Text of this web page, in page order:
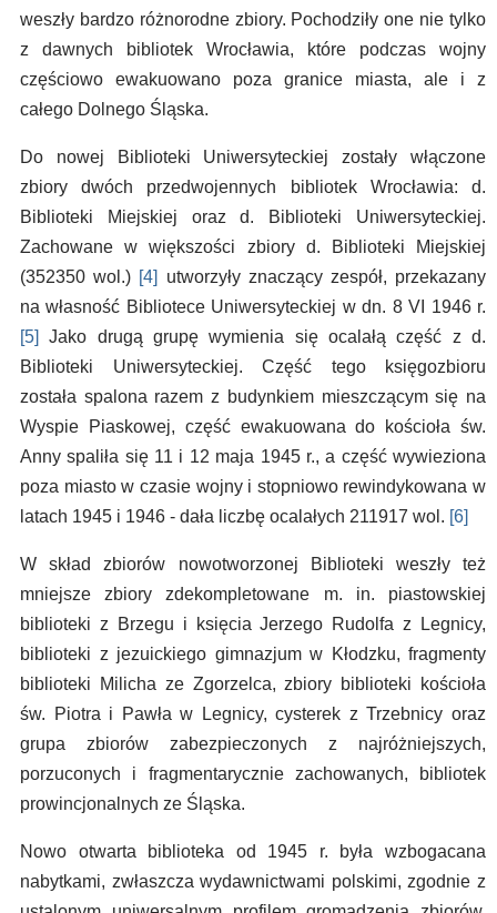
weszły bardzo różnorodne zbiory. Pochodziły one nie tylko
z dawnych bibliotek Wrocławia, które podczas wojny
częściowo ewakuowano poza granice miasta, ale i z
całego Dolnego Śląska.
Do nowej Biblioteki Uniwersyteckiej zostały włączone
zbiory dwóch przedwojennych bibliotek Wrocławia: d.
Biblioteki Miejskiej oraz d. Biblioteki Uniwersyteckiej.
Zachowane w większości zbiory d. Biblioteki Miejskiej
(352350 wol.) [4]
utworzyły znaczący zespół, przekazany
na własność Bibliotece Uniwersyteckiej w dn. 8 VI 1946 r.
[5]
Jako drugą grupę wymienia się ocalałą część z d.
Biblioteki Uniwersyteckiej. Część tego księgozbioru
została spalona razem z budynkiem mieszczącym się na
Wyspie Piaskowej, część ewakuowana do kościoła św.
Anny spaliła się 11 i 12 maja 1945 r., a część wywieziona
poza miasto w czasie wojny i stopniowo rewindykowana w
latach 1945 i 1946 - dała liczbę ocalałych 211917 wol. [6]
W skład zbiorów nowotworzonej Biblioteki weszły też
mniejsze zbiory zdekompletowane m. in. piastowskiej
biblioteki z Brzegu i księcia Jerzego Rudolfa z Legnicy,
biblioteki z jezuickiego gimnazjum w Kłodzku, fragmenty
biblioteki Milicha ze Zgorzelca, zbiory biblioteki kościoła
św. Piotra i Pawła w Legnicy, cysterek z Trzebnicy oraz
grupa zbiorów zabezpieczonych z najróżniejszych,
porzuconych i fragmentarycznie zachowanych, bibliotek
prowincjonalnych ze Śląska.
Nowo otwarta biblioteka od 1945 r. była wzbogacana
nabytkami, zwłaszcza wydawnictwami polskimi, zgodnie z